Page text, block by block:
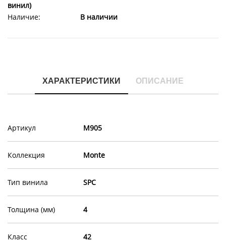
винил)
Наличие:
В наличии
ХАРАКТЕРИСТИКИ ОПИСАНИЕ
Артикул M905
Коллекция Monte
Тип винила SPC
Толщина (мм) 4
Класс 42